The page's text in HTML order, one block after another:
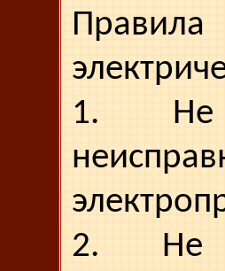
1. Не
2. Не